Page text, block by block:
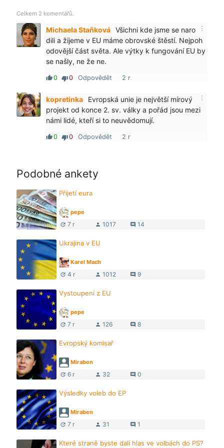
Celkem 2 komentářů.
Michaela Staňková more_vert
Všichni kde jsme se naro
dili a žijeme v EU máme obrovské štěstí. Nejpoh
odovější část světa. Ale výtky k fungování EU by
se našly, ne že ne.
thumb_up0 thumb_down0 Odpovědět 2 r
kopretinka more_vert
Evropská unie je největší mírový
projekt od konce 2. sv. války a pořád jsou mezi
námi lidé, kteří si to neuvědomují.
thumb_up0 thumb_down0 Odpovědět 2 r
Podobné ankety
Přijetí eura
pepe
update 7 r person 1017 comment 14
Ukrajina v EU
Karel Mach
update 4 r person 1012 comment 9
Vystoupení z EU
pepe
update 7 r person 126 comment 8
Evropský komisař
Miraben
update 6 r person 32 comment 0
Výsledky voleb do EP
Miraben
update 7 r person 31 comment 1
Které straně byste dali hlas ve volbách do PS?